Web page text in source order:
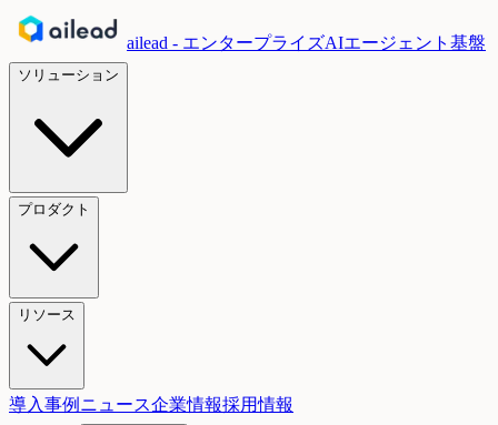
ailead - エンタープライズAIエージェント基盤
ソリューション
プロダクト
リソース
導入事例 ニュース企業情報採用情報